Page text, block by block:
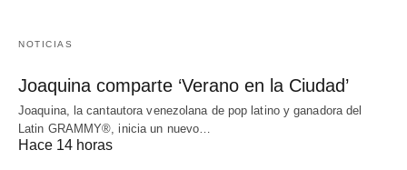
NOTICIAS
Joaquina comparte ‘Verano en la Ciudad’
Joaquina, la cantautora venezolana de pop latino y ganadora del
Latin GRAMMY®, inicia un nuevo…
Hace 14 horas